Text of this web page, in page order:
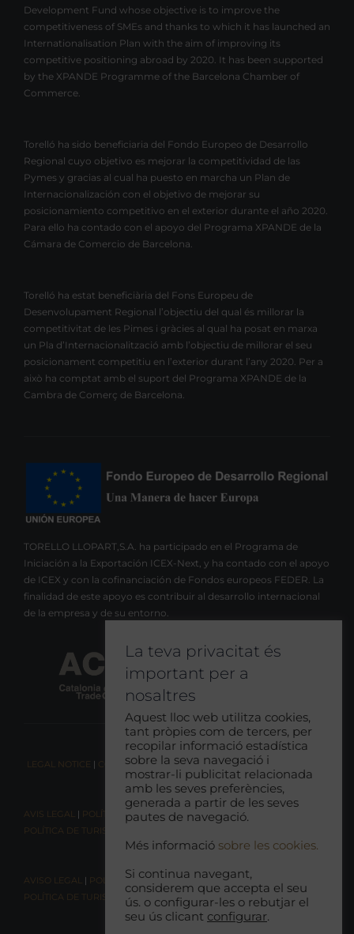
Development Fund whose objective is to improve the
competitiveness of SMEs and thanks to which it has launched an
Internationalisation Plan with the aim of improving its
competitive positioning abroad by 2020. It has been supported
by the XPANDE Programme of the Barcelona Chamber of
Commerce.
Torelló ha sido beneficiaria del Fondo Europeo de Desarrollo
Regional cuyo objetivo es mejorar la competitividad de las
Pymes y gracias al cual ha puesto en marcha un Plan de
Internacionalización con el objetivo de mejorar su
posicionamiento competitivo en el exterior durante el año 2020.
Para ello ha contado con el apoyo del Programa XPANDE de la
Cámara de Comercio de Barcelona.
Torelló ha estat beneficiària del Fons Europeu de
Desenvolupament Regional l’objectiu del qual és millorar la
competitivitat de les Pimes i gràcies al qual ha posat en marxa
un Pla d’Internacionalització amb l’objectiu de millorar el seu
posicionament competitiu en l’exterior durant l’any 2020. Per a
això ha comptat amb el suport del Programa XPANDE de la
Cambra de Comerç de Barcelona.
TORELLO LLOPART,S.A. ha participado en el Programa de
Iniciación a la Exportación ICEX-Next, y ha contado con el apoyo
de ICEX y con la cofinanciación de Fondos europeos FEDER. La
finalidad de este apoyo es contribuir al desarrollo internacional
de la empresa y de su entorno.
LEGAL NOTICE | COOKIE CONSENT|RESPONSIBLE TOURISM POLICY
AVIS LEGAL | POLÍTICA DE COOKIES| POLÍTICA DE PRIVACITAT
POLÍTICA DE TURISME RESPONSABLE
AVISO LEGAL | POLÍTICA DE COOKIES | POLÍTICA DE PRIVACIDAD
POLÍTICA DE TURISMO RESPONSABLE
La teva privacitat és
important per a
nosaltres
Aquest lloc web utilitza cookies,
tant pròpies com de tercers, per
recopilar informació estadística
sobre la seva navegació i
mostrar-li publicitat relacionada
amb les seves preferències,
generada a partir de les seves
pautes de navegació.
Més informació sobre les cookies.
Si continua navegant,
considerem que accepta el seu
ús. o configurar-les o rebutjar el
seu ús clicant configurar.